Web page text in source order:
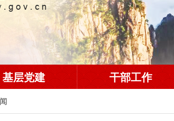
基层党建 干部工作